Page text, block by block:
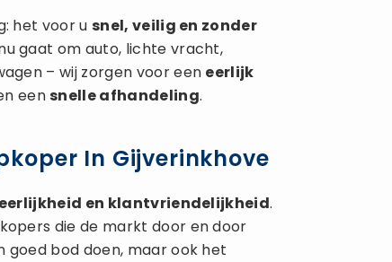
het voor usnel, veilig en zonder
gaat om auto, lichte vracht,
– wij zorgen voor een eerlijk
eensnelle afhandeling.
In Gijverinkhove
en klantvriendelijkheid.
die de markt door en door
goed bod doen, maar ook het